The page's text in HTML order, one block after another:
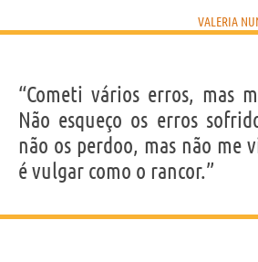
VALERIA
“Cometi vários erros, mas
Não esqueço os erros
não os perdoo, mas não me
é vulgar como o rancor.”